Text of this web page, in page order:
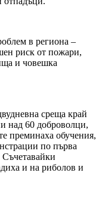
в региона –
риск от пожари,
и човешка
среща край
над 60 доброволци,
преминаха обучения,
по първа
и на риболов и